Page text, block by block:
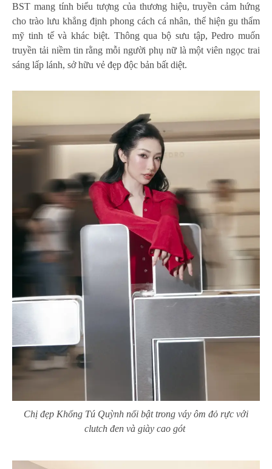
BST mang tính biểu tượng của thương hiệu, truyền cảm hứng
cho trào lưu khẳng định phong cách cá nhân, thể hiện gu thẩm
mỹ tinh tế và khác biệt. Thông qua bộ sưu tập, Pedro muốn
truyền tải niềm tin rằng mỗi người phụ nữ là một viên ngọc trai
sáng lấp lánh, sở hữu vẻ đẹp độc bản bất diệt.
Chị đẹp Khổng Tú Quỳnh nổi bật trong váy ôm đỏ rực với
clutch đen và giày cao gót